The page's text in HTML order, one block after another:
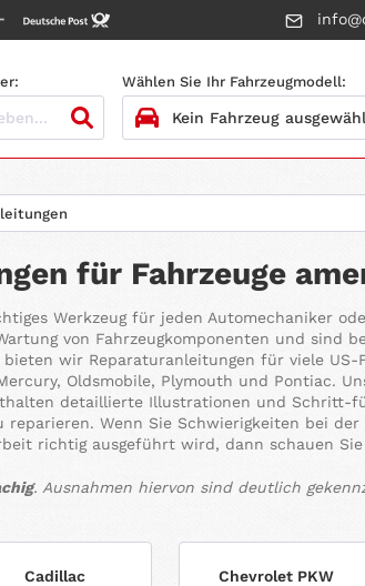
Wählen Sie Ihr Fahrzeugmodell:
2. MODELL
3. BAUJAHR
4. MOTORTYP
für Fahrzeuge
Werkzeug für jeden Automechaniker
von Fahrzeugkomponenten und sind
wir Reparaturanleitungen für viele
Oldsmobile, Plymouth und Pontiac.
detaillierte Illustrationen und Schritt-
reparieren. Wenn Sie Schwierigkeiten bei
richtig ausgeführt wird, dann schauen
. Ausnahmen hiervon sind deutlich
Cadillac Chevrolet PKW